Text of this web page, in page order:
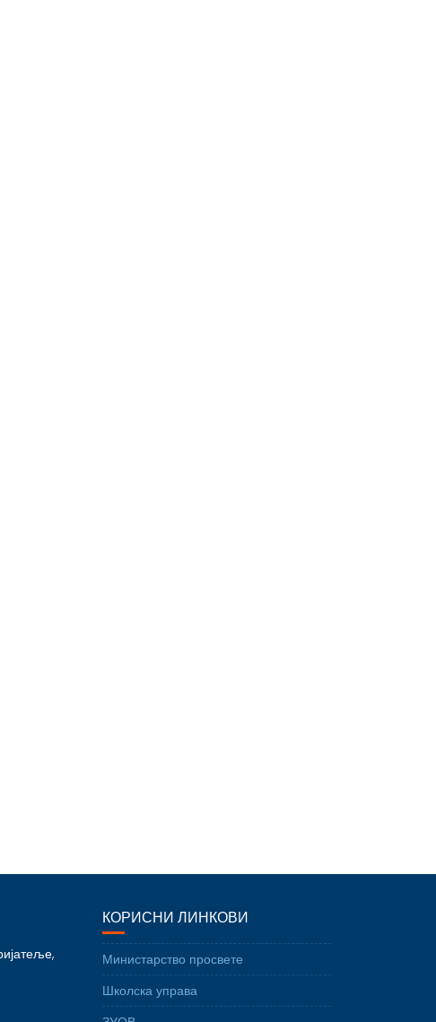
КОРИСНИ ЛИНКОВИ
Министарство просвете
Школска управа